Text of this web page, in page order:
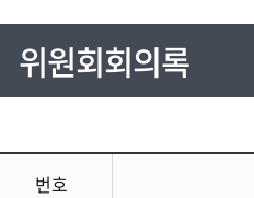
위원회회의록
번호